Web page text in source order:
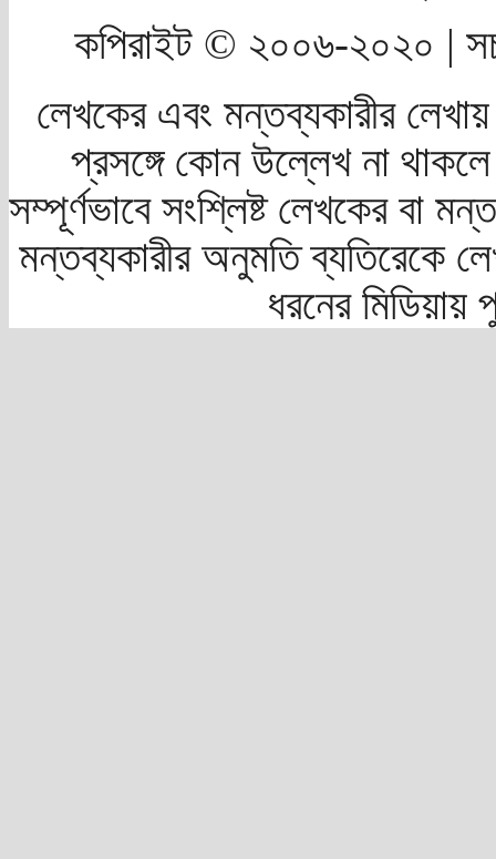
কপিরাইট © ২০০৬-২০২০ |
লেখকের এবং মন্তব্যকারীর
প্রসঙ্গে কোন উল্লেখ না
সম্পূর্ণভাবে সংশ্লিষ্ট লেখকের বা
মন্তব্যকারীর অনুমতি ব্যতিরেকে
ধরনের মিডিয়ায়